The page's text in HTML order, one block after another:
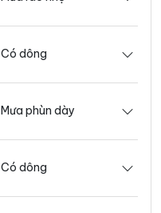
Có dông
Mưa phùn dày
Có dông